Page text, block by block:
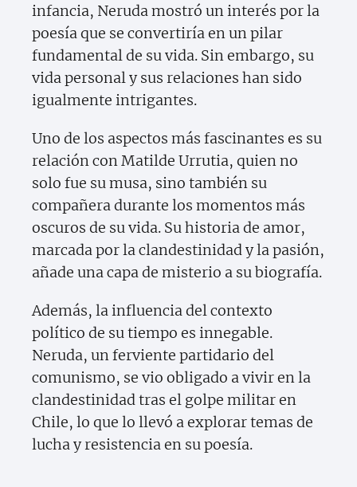
infancia, Neruda mostró un interés por la
poesía que se convertiría en un pilar
fundamental de su vida. Sin embargo, su
vida personal y sus relaciones han sido
igualmente intrigantes.
Uno de los aspectos más fascinantes es su
relación con Matilde Urrutia, quien no
solo fue su musa, sino también su
compañera durante los momentos más
oscuros de su vida. Su historia de amor,
marcada por la clandestinidad y la pasión,
añade una capa de misterio a su biografía.
Además, la influencia del contexto
político de su tiempo es innegable.
Neruda, un ferviente partidario del
comunismo, se vio obligado a vivir en la
clandestinidad tras el golpe militar en
Chile, lo que lo llevó a explorar temas de
lucha y resistencia en su poesía.